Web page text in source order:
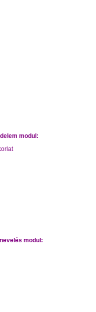
modul :
modul: